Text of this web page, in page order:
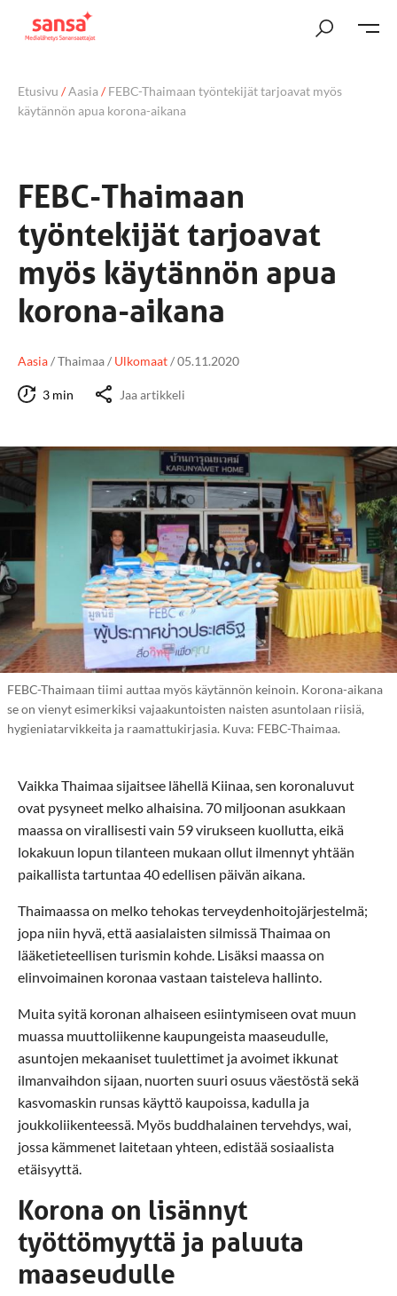
Etusivu /Aasia/FEBC-Thaimaan työntekijät tarjoavat myös
käytännön apua korona-aikana
FEBC-Thaimaan
työntekijät tarjoavat
myös käytännön apua
korona-aikana
Aasia/Thaimaa/ Ulkomaat/05.11.2020
3 min Jaa artikkeli
FEBC-Thaimaan tiimi auttaa myös käytännön keinoin. Korona-aikana
se on vienyt esimerkiksi vajaakuntoisten naisten asuntolaan riisiä,
hygieniatarvikkeita ja raamattukirjasia. Kuva: FEBC-Thaimaa.
Vaikka Thaimaa sijaitsee lähellä Kiinaa, sen koronaluvut
ovat pysyneet melko alhaisina. 70 miljoonan asukkaan
maassa on virallisesti vain 59 virukseen kuollutta, eikä
lokakuun lopun tilanteen mukaan ollut ilmennyt yhtään
paikallista tartuntaa 40 edellisen päivän aikana.
Thaimaassa on melko tehokas terveydenhoitojärjestelmä;
jopa niin hyvä, että aasialaisten silmissä Thaimaa on
lääketieteellisen turismin kohde. Lisäksi maassa on
elinvoimainen koronaa vastaan taisteleva hallinto.
Muita syitä koronan alhaiseen esiintymiseen ovat muun
muassa muuttoliikenne kaupungeista maaseudulle,
asuntojen mekaaniset tuulettimet ja avoimet ikkunat
ilmanvaihdon sijaan, nuorten suuri osuus väestöstä sekä
kasvomaskin runsas käyttö kaupoissa, kadulla ja
joukkoliikenteessä. Myös buddhalainen tervehdys, wai,
jossa kämmenet laitetaan yhteen, edistää sosiaalista
etäisyyttä.
Korona on lisännyt
työttömyyttä ja paluuta
maaseudulle